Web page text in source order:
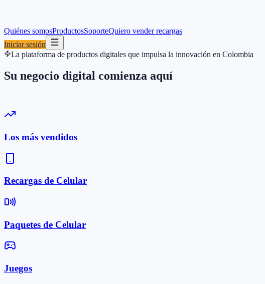
Quiénes somosProductosSoporteQuiero vender recargas
Iniciar sesión
La plataforma de productos digitales que impulsa la innovación en Colombia
Su negocio digital comienza aquí
Los más vendidos
Recargas de Celular
Paquetes de Celular
Juegos